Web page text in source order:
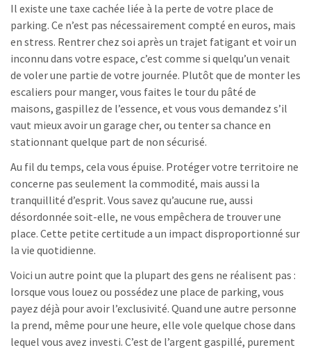
Il existe une taxe cachée liée à la perte de votre place de
parking. Ce n’est pas nécessairement compté en euros, mais
en stress. Rentrer chez soi après un trajet fatigant et voir un
inconnu dans votre espace, c’est comme si quelqu’un venait
de voler une partie de votre journée. Plutôt que de monter les
escaliers pour manger, vous faites le tour du pâté de
maisons, gaspillez de l’essence, et vous vous demandez s’il
vaut mieux avoir un garage cher, ou tenter sa chance en
stationnant quelque part de non sécurisé.
Au fil du temps, cela vous épuise. Protéger votre territoire ne
concerne pas seulement la commodité, mais aussi la
tranquillité d’esprit. Vous savez qu’aucune rue, aussi
désordonnée soit-elle, ne vous empêchera de trouver une
place. Cette petite certitude a un impact disproportionné sur
la vie quotidienne.
Voici un autre point que la plupart des gens ne réalisent pas :
lorsque vous louez ou possédez une place de parking, vous
payez déjà pour avoir l’exclusivité. Quand une autre personne
la prend, même pour une heure, elle vole quelque chose dans
lequel vous avez investi. C’est de l’argent gaspillé, purement